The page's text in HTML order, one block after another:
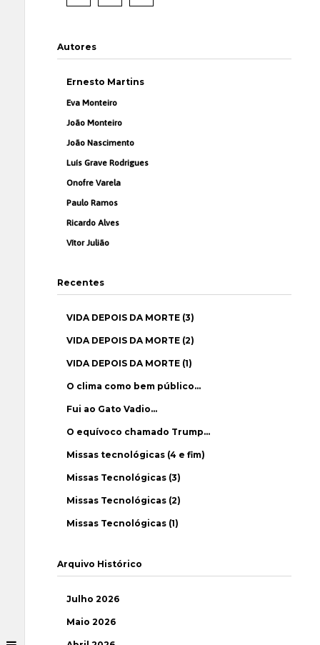
Autores
Ernesto Martins
Eva Monteiro
João Monteiro
João Nascimento
Luís Grave Rodrigues
Onofre Varela
Paulo Ramos
Ricardo Alves
Vítor Julião
Recentes
VIDA DEPOIS DA MORTE (3)
VIDA DEPOIS DA MORTE (2)
VIDA DEPOIS DA MORTE (1)
O clima como bem público…
Fui ao Gato Vadio…
O equívoco chamado Trump…
Missas tecnológicas (4 e fim)
Missas Tecnológicas (3)
Missas Tecnológicas (2)
Missas Tecnológicas (1)
Arquivo Histórico
Julho 2026
Maio 2026